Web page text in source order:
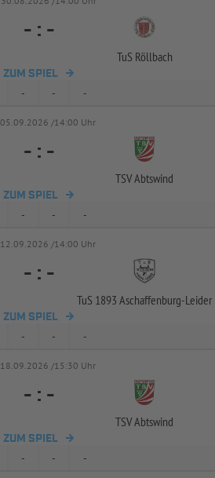
- : -
TuS Röllbach
ZUM SPIEL
- - -
05.09.2026 /14:00 Uhr
- : -
TSV Abtswind
ZUM SPIEL
- - -
12.09.2026 /14:00 Uhr
- : -
TuS 1893 Aschaffenburg-Leider
ZUM SPIEL
- - -
18.09.2026 /15:30 Uhr
- : -
TSV Abtswind
ZUM SPIEL
- - -